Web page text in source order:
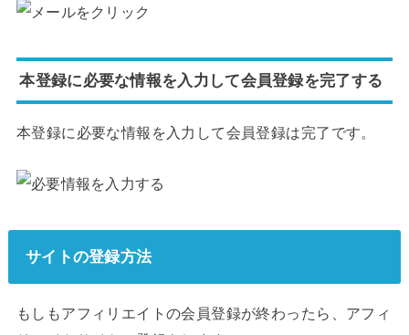
本登録に必要な情報を入力して会員登録を完了する
本登録に必要な情報を入力して会員登録は完了です。
サイトの登録方法
もしもアフィリエイトの会員登録が終わったら、アフィ